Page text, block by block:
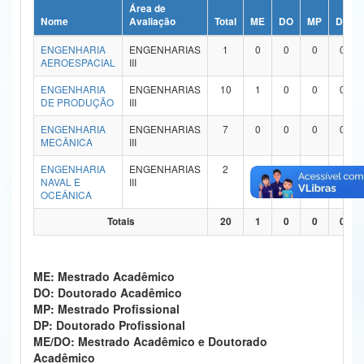
Ministério da Ciência, Tecnologia, Inovações e Comunicações
Ministério do Meio Ambiente
Ministério do Turismo
Ministério do Desenvolvimento Regional
Controladoria-Geral da União
Ministério da Mulher, da Família e dos Direitos Humanos
Gabinete de Segurança Institucional
Advocacia-Geral da União
Banco Central do Brasil
Nome
Área de
Avaliação
Total ME DO MP DP
ENGENHARIA
AEROESPACIAL
ENGENHARIAS
III
1 0 0 0 0
ENGENHARIA
DE PRODUÇÃO
ENGENHARIAS
III
10 1 0 0 0
ENGENHARIA
MECÂNICA
ENGENHARIAS
III
7 0 0 0 0
ENGENHARIA
NAVAL E
OCEÂNICA
ENGENHARIAS
III
2 0 0 0 0
Totais 20 1 0 0 0
ME: Mestrado Acadêmico
DO: Doutorado Acadêmico
MP: Mestrado Profissional
DP: Doutorado Profissional
ME/DO: Mestrado Acadêmico e Doutorado
Acadêmico